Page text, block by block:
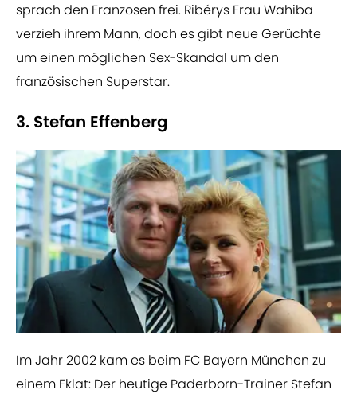
sprach den Franzosen frei. Ribérys Frau Wahiba
verzieh ihrem Mann, doch es gibt neue Gerüchte
um einen möglichen Sex-Skandal um den
französischen Superstar.
3. Stefan Effenberg
​Im Jahr 2002 kam es beim FC Bayern München zu
einem Eklat: Der heutige Paderborn-Trainer Stefan